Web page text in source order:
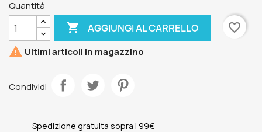
Quantità
 AGGIUNGI AL CARRELLO
favorite_border
 Ultimi articoli in magazzino
Condividi
Spedizione gratuita sopra i 99€